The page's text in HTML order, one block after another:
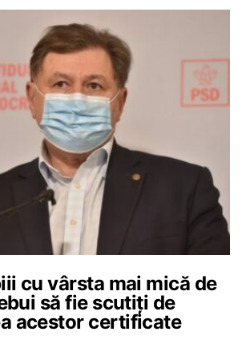
cu vârsta mai mică de
să fie scutiți de
acestor certificate